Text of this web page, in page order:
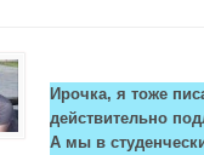
Ирочка, я тоже
действительно
А мы в